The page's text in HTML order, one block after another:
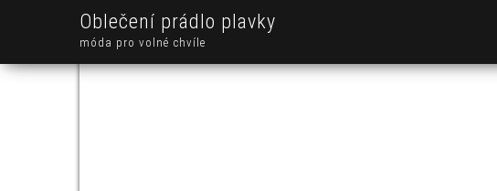
Oblečení prádlo plavky
móda pro volné chvíle